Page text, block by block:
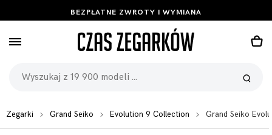
BEZPŁATNE ZWROTY I WYMIANA
Zegarki Grand Seiko Evolution 9 Collection Grand Seiko